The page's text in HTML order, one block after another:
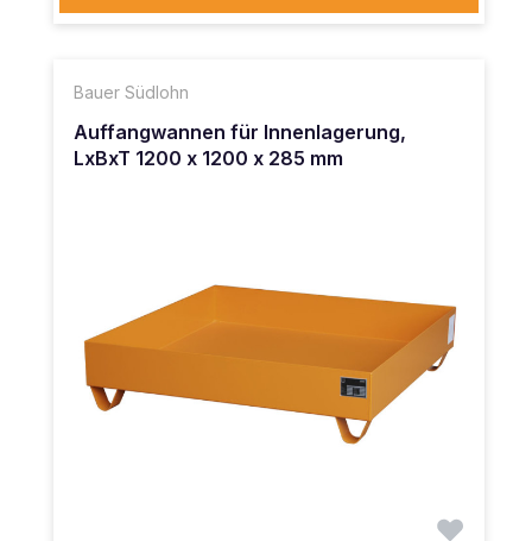
Bauer Südlohn
Auffangwannen für Innenlagerung,
LxBxT 1200 x 1200 x 285 mm